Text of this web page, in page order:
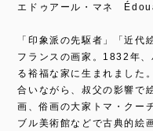
エドゥアール・マネ
「印象派の先駆者」「近
フランスの画家。1832年
る裕福な家に生まれました
合いながら、叔父の影響で
画、俗画の大家トマ・クー
ブル美術館などで古典的絵